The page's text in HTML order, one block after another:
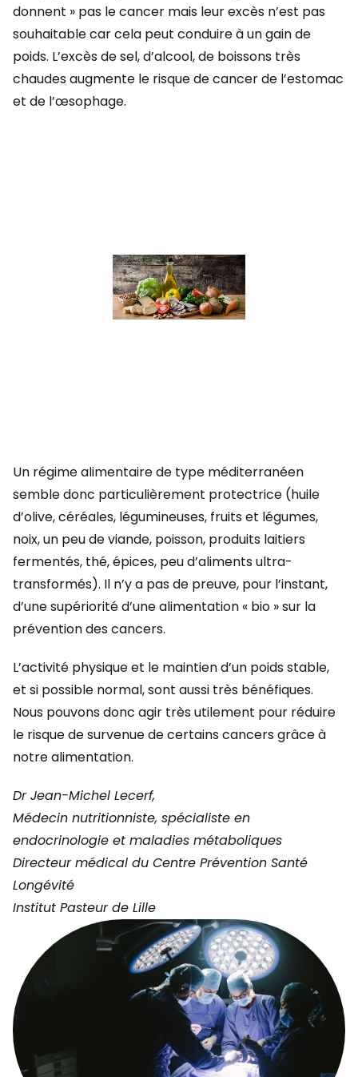
donnent » pas le cancer mais leur excès n’est pas
souhaitable car cela peut conduire à un gain de
poids. L’excès de sel, d’alcool, de boissons très
chaudes augmente le risque de cancer de l’estomac
et de l’œsophage.
Un régime alimentaire de type méditerranéen
semble donc particulièrement protectrice (huile
d’olive, céréales, légumineuses, fruits et légumes,
noix, un peu de viande, poisson, produits laitiers
fermentés, thé, épices, peu d’aliments ultra-
transformés). Il n’y a pas de preuve, pour l’instant,
d’une supériorité d’une alimentation « bio » sur la
prévention des cancers.
L’activité physique et le maintien d’un poids stable,
et si possible normal, sont aussi très bénéfiques.
Nous pouvons donc agir très utilement pour réduire
le risque de survenue de certains cancers grâce à
notre alimentation.
Dr Jean-Michel Lecerf,
Médecin nutritionniste, spécialiste en
endocrinologie et maladies métaboliques
Directeur médical du Centre Prévention Santé
Longévité
Institut Pasteur de Lille